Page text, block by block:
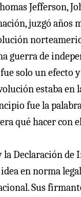
Jefferson,
juzgó años
guerra de
solo un efecto
estaba en
fue la
qué hacer con
Declaración de
en norma
Sus